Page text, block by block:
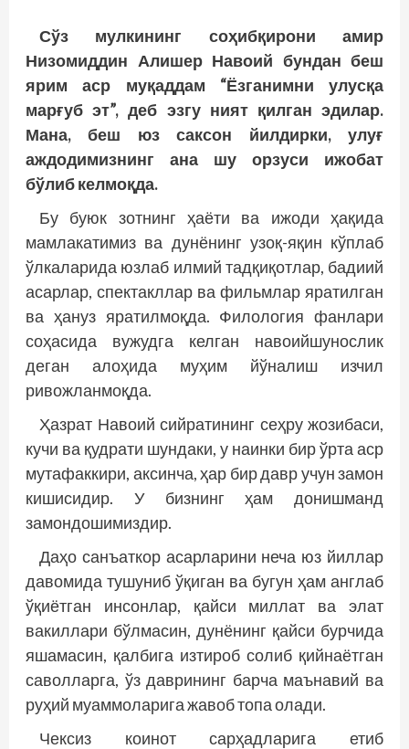
Сўз мулкининг соҳибқирони амир
Низомиддин Алишер Навоий бундан беш
ярим аср муқаддам “Ёзганимни улусқа
марғуб эт”, деб эзгу ният қилган эдилар.
Мана, беш юз саксон йилдирки, улуғ
аждодимизнинг ана шу орзуси ижобат
бўлиб келмоқда.
Бу буюк зотнинг ҳаёти ва ижоди ҳақида
мамлакатимиз ва дунёнинг узоқ-яқин кўплаб
ўлкаларида юзлаб илмий тадқиқотлар, бадиий
асарлар, спектакл­лар ва фильмлар яратилган
ва ҳануз яратилмоқда. Филология фанлари
соҳасида вужудга келган навоийшунослик
деган алоҳида муҳим йўналиш изчил
ривожланмоқда.
Ҳазрат Навоий сийратининг сеҳру жозибаси,
кучи ва қудрати шундаки, у наинки бир ўрта аср
мутафаккири, аксинча, ҳар бир давр учун замон
кишисидир. У бизнинг ҳам донишманд
замондошимиздир.
Даҳо санъаткор асарларини неча юз йиллар
давомида тушуниб ўқиган ва бугун ҳам анг­лаб
ўқиётган инсонлар, қайси миллат ва элат
вакиллари бўлмасин, дунёнинг қайси бурчида
яшамасин, қалбига изтироб солиб қийнаётган
саволларга, ўз даврининг барча маънавий ва
руҳий муаммоларига жавоб топа олади.
Чексиз коинот сарҳадларига етиб